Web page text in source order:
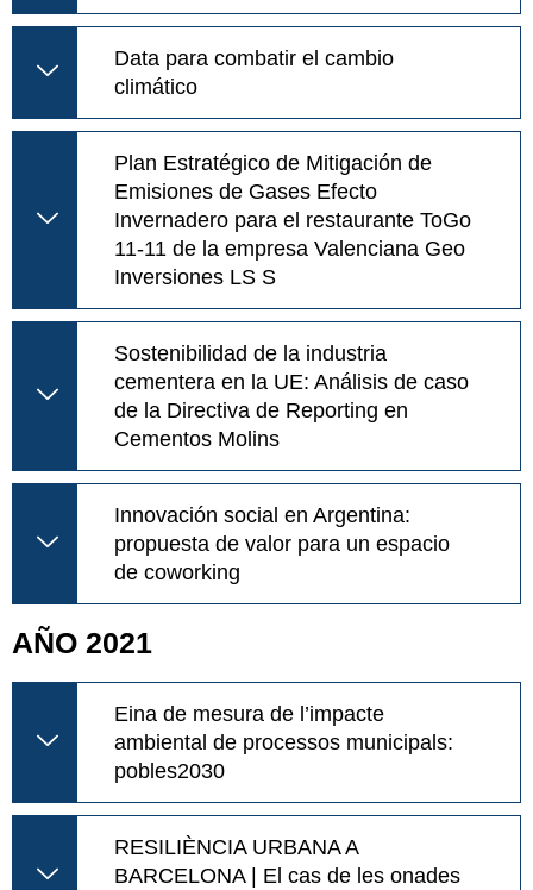
Data para combatir el cambio
climático
Plan Estratégico de Mitigación de
Emisiones de Gases Efecto
Invernadero para el restaurante ToGo
11-11 de la empresa Valenciana Geo
Inversiones LS S
Sostenibilidad de la industria
cementera en la UE: Análisis de caso
de la Directiva de Reporting en
Cementos Molins
Innovación social en Argentina:
propuesta de valor para un espacio
de coworking
AÑO 2021
Eina de mesura de l’impacte
ambiental de processos municipals:
pobles2030
RESILIÈNCIA URBANA A
BARCELONA | El cas de les onades